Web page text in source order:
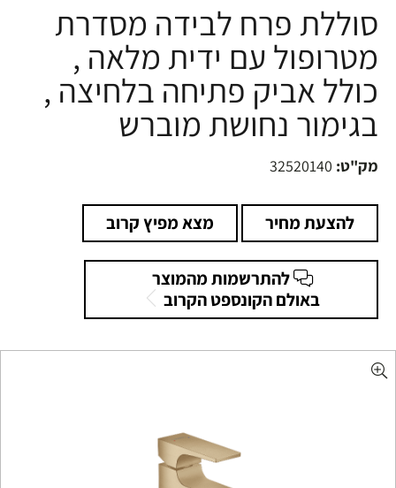
סוללת פרח לבידה מסדרת
מטרופול עם ידית מלאה ,
כולל אביק פתיחה בלחיצה ,
בגימור נחושת מוברש
מק"ט: 32520140
להצעת מחיר מצא מפיץ קרוב
להתרשמות מהמוצר
באולם הקונספט הקרוב